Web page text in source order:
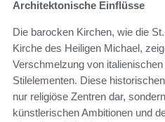
Architektonische Einflüsse
Die barocken Kirchen, wie die
Kirche des Heiligen Michael,
Verschmelzung von
Stilelementen. Diese
nur religiöse Zentren dar,
künstlerischen Ambitionen und